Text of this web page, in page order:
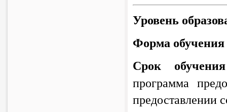
Уровень
Форма обучения
Срок обучения
программа
предоставлении